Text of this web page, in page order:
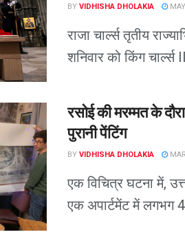
BY VIDHISHA DHOLAKIA
राजा चार्ल्स तृतीय
शनिवार को किंग
रसोई की मरम्मत के
पुरानी पेंटिंग
BY VIDHISHA DHOLAKIA
एक विचित्र घटना में,
एक अपार्टमेंट में लगभग